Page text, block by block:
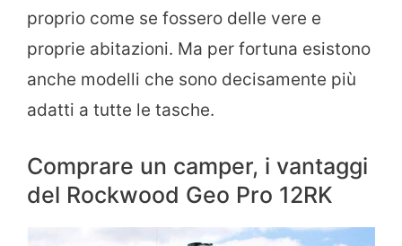
proprio come se fossero delle vere e
proprie abitazioni. Ma per fortuna esistono
anche modelli che sono decisamente più
adatti a tutte le tasche.
Comprare un camper, i vantaggi
del Rockwood Geo Pro 12RK